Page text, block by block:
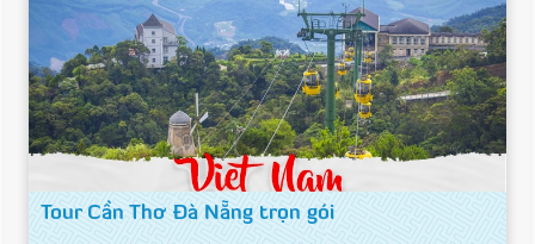
Tour Cần Thơ Đà Nẵng trọn gói